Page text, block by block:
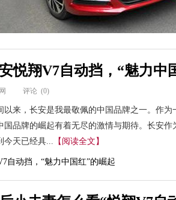
悦翔V7自动挡，“魅力中
评论 (0)
以来，长安是我最敬佩的中国品牌之一。作
国品牌的崛起有着无尽的激情与期待。长安
今天已经具... 【阅读全文】